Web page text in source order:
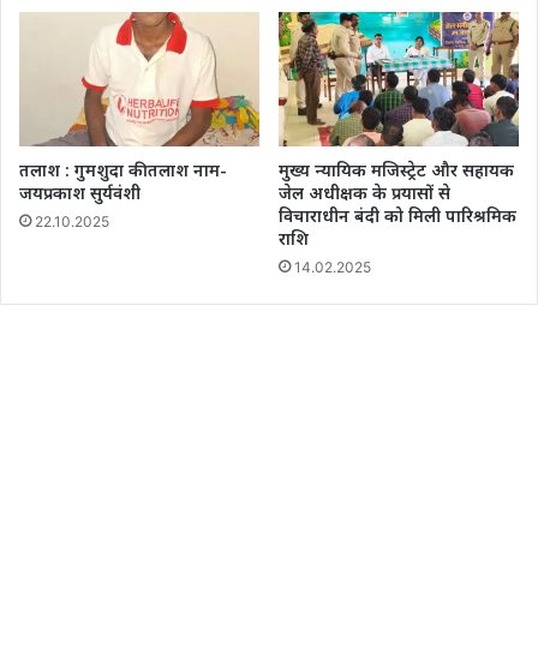
तलाश : गुमशुदा की तलाश नाम-
जयप्रकाश सुर्यवंशी
22.10.2025
मुख्य न्यायिक मजिस्ट्रेट और सहायक
जेल अधीक्षक के प्रयासों से
विचाराधीन बंदी को मिली पारिश्रमिक
राशि
14.02.2025